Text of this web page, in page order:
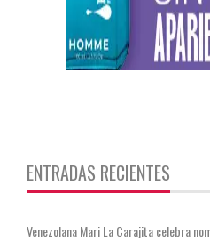
ENTRADAS RECIENTES
Venezolana Mari La Carajita celebra